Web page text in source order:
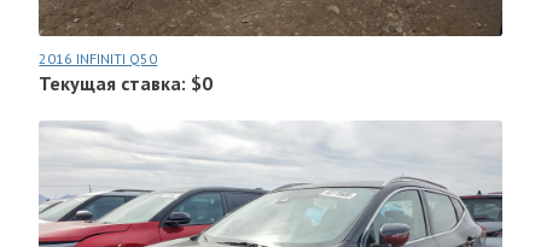
2016 INFINITI Q50
Текущая ставка: $0